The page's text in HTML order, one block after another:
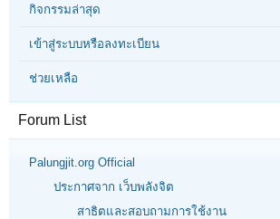
กิจกรรมล่าสุด
เข้าสู่ระบบหรือลงทะเบียน
ช่วยเหลือ
Forum List
Palungjit.org Official
ประกาศจาก เว็บพลังจิต
สาธิตและสอบถามการใช้งาน